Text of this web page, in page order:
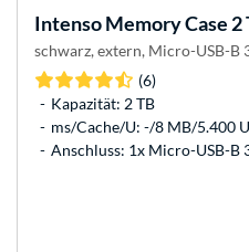
IntensoMemory Case
schwarz, extern, Micro-USB-B
(6)
Kapazität: 2 TB
ms/Cache/U: -/8 MB/5.400
Anschluss: 1x Micro-USB-B